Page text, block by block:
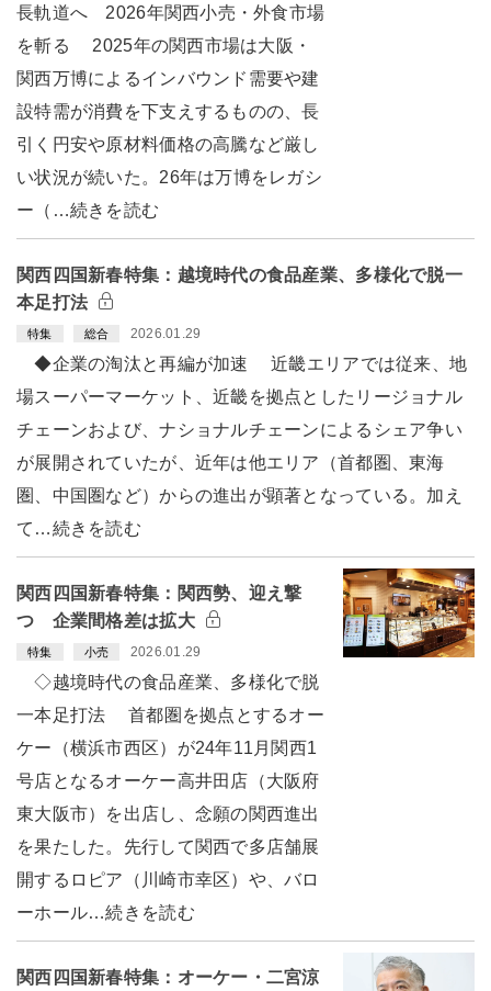
長軌道へ 2026年関西小売・外食市場
を斬る 2025年の関西市場は大阪・
関西万博によるインバウンド需要や建
設特需が消費を下支えするものの、長
引く円安や原材料価格の高騰など厳し
い状況が続いた。26年は万博をレガシ
ー（…続きを読む
関西四国新春特集：越境時代の食品産業、多様化で脱一
本足打法
特集 総合 2026.01.29
◆企業の淘汰と再編が加速 近畿エリアでは従来、地
場スーパーマーケット、近畿を拠点としたリージョナル
チェーンおよび、ナショナルチェーンによるシェア争い
が展開されていたが、近年は他エリア（首都圏、東海
圏、中国圏など）からの進出が顕著となっている。加え
て…続きを読む
関西四国新春特集：関西勢、迎え撃
つ 企業間格差は拡大
特集 小売 2026.01.29
◇越境時代の食品産業、多様化で脱
一本足打法 首都圏を拠点とするオー
ケー（横浜市西区）が24年11月関西1
号店となるオーケー高井田店（大阪府
東大阪市）を出店し、念願の関西進出
を果たした。先行して関西で多店舗展
開するロピア（川崎市幸区）や、バロ
ーホール…続きを読む
関西四国新春特集：オーケー・二宮涼